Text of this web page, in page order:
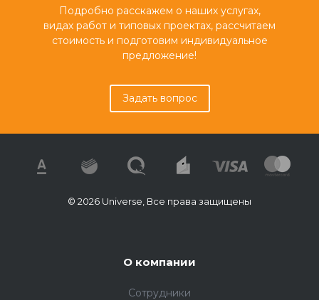
Подробно расскажем о наших услугах,
видах работ и типовых проектах, рассчитаем
стоимость и подготовим индивидуальное
предложение!
Задать вопрос
© 2026 Universe, Все права защищены
О компании
Сотрудники